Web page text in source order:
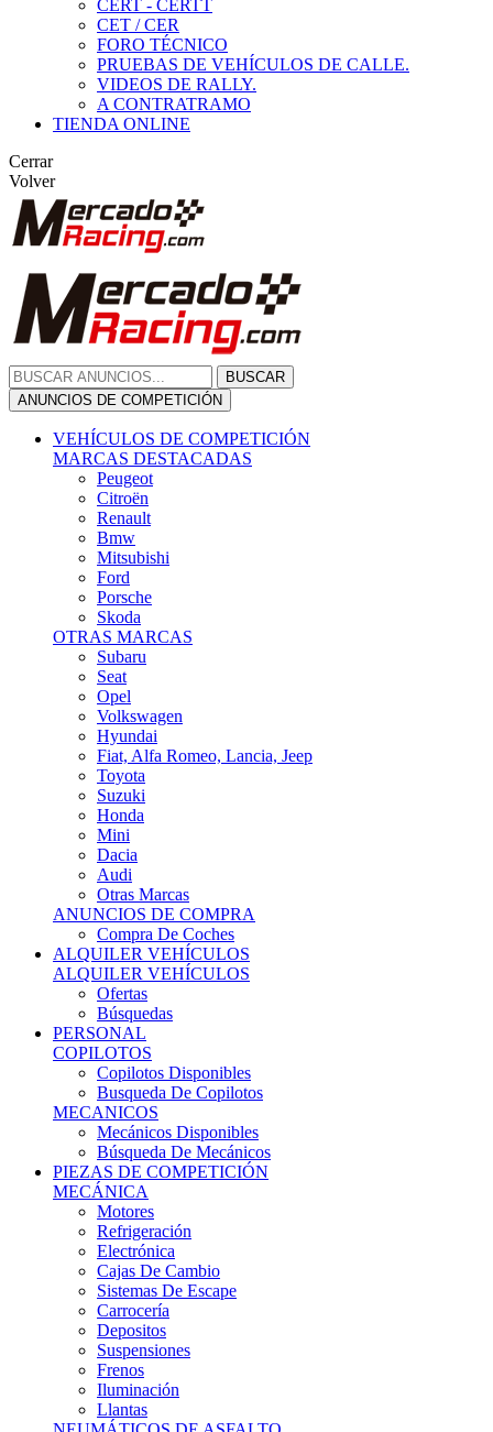
CERT - CERTT
CET / CER
FORO TÉCNICO
PRUEBAS DE VEHÍCULOS DE CALLE.
VIDEOS DE RALLY.
A CONTRATRAMO
TIENDA ONLINE
Cerrar
Volver
BUSCAR
ANUNCIOS DE COMPETICIÓN
VEHÍCULOS DE COMPETICIÓN
MARCAS DESTACADAS
Peugeot
Citroën
Renault
Bmw
Mitsubishi
Ford
Porsche
Skoda
OTRAS MARCAS
Subaru
Seat
Opel
Volkswagen
Hyundai
Fiat, Alfa Romeo, Lancia, Jeep
Toyota
Suzuki
Honda
Mini
Dacia
Audi
Otras Marcas
ANUNCIOS DE COMPRA
Compra De Coches
ALQUILER VEHÍCULOS
ALQUILER VEHÍCULOS
Ofertas
Búsquedas
PERSONAL
COPILOTOS
Copilotos Disponibles
Busqueda De Copilotos
MECANICOS
Mecánicos Disponibles
Búsqueda De Mecánicos
PIEZAS DE COMPETICIÓN
MECÁNICA
Motores
Refrigeración
Electrónica
Cajas De Cambio
Sistemas De Escape
Carrocería
Depositos
Suspensiones
Frenos
Iluminación
Llantas